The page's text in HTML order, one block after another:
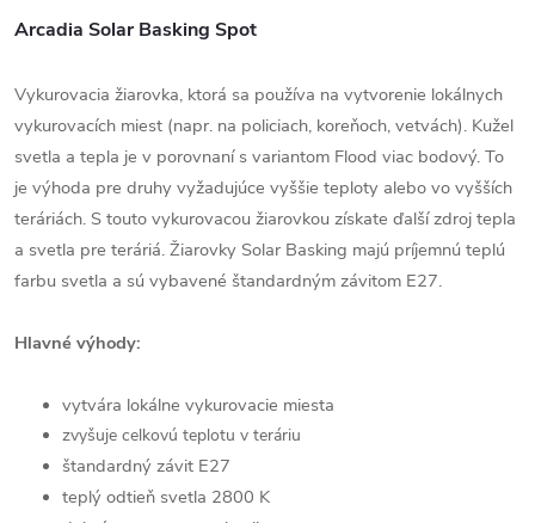
Arcadia Solar Basking Spot
Vykurovacia žiarovka, ktorá sa používa na vytvorenie lokálnych
vykurovacích miest (napr. na policiach, koreňoch, vetvách). Kužel
svetla a tepla je v porovnaní s variantom Flood viac bodový. To
je výhoda pre druhy vyžadujúce vyššie teploty alebo vo vyšších
teráriách. S touto vykurovacou žiarovkou získate ďalší zdroj tepla
a svetla pre teráriá. Žiarovky Solar Basking majú príjemnú teplú
farbu svetla a sú vybavené štandardným závitom E27.
Hlavné výhody:
vytvára lokálne vykurovacie miesta
zvyšuje celkovú teplotu v teráriu
štandardný závit E27
teplý odtieň svetla 2800 K